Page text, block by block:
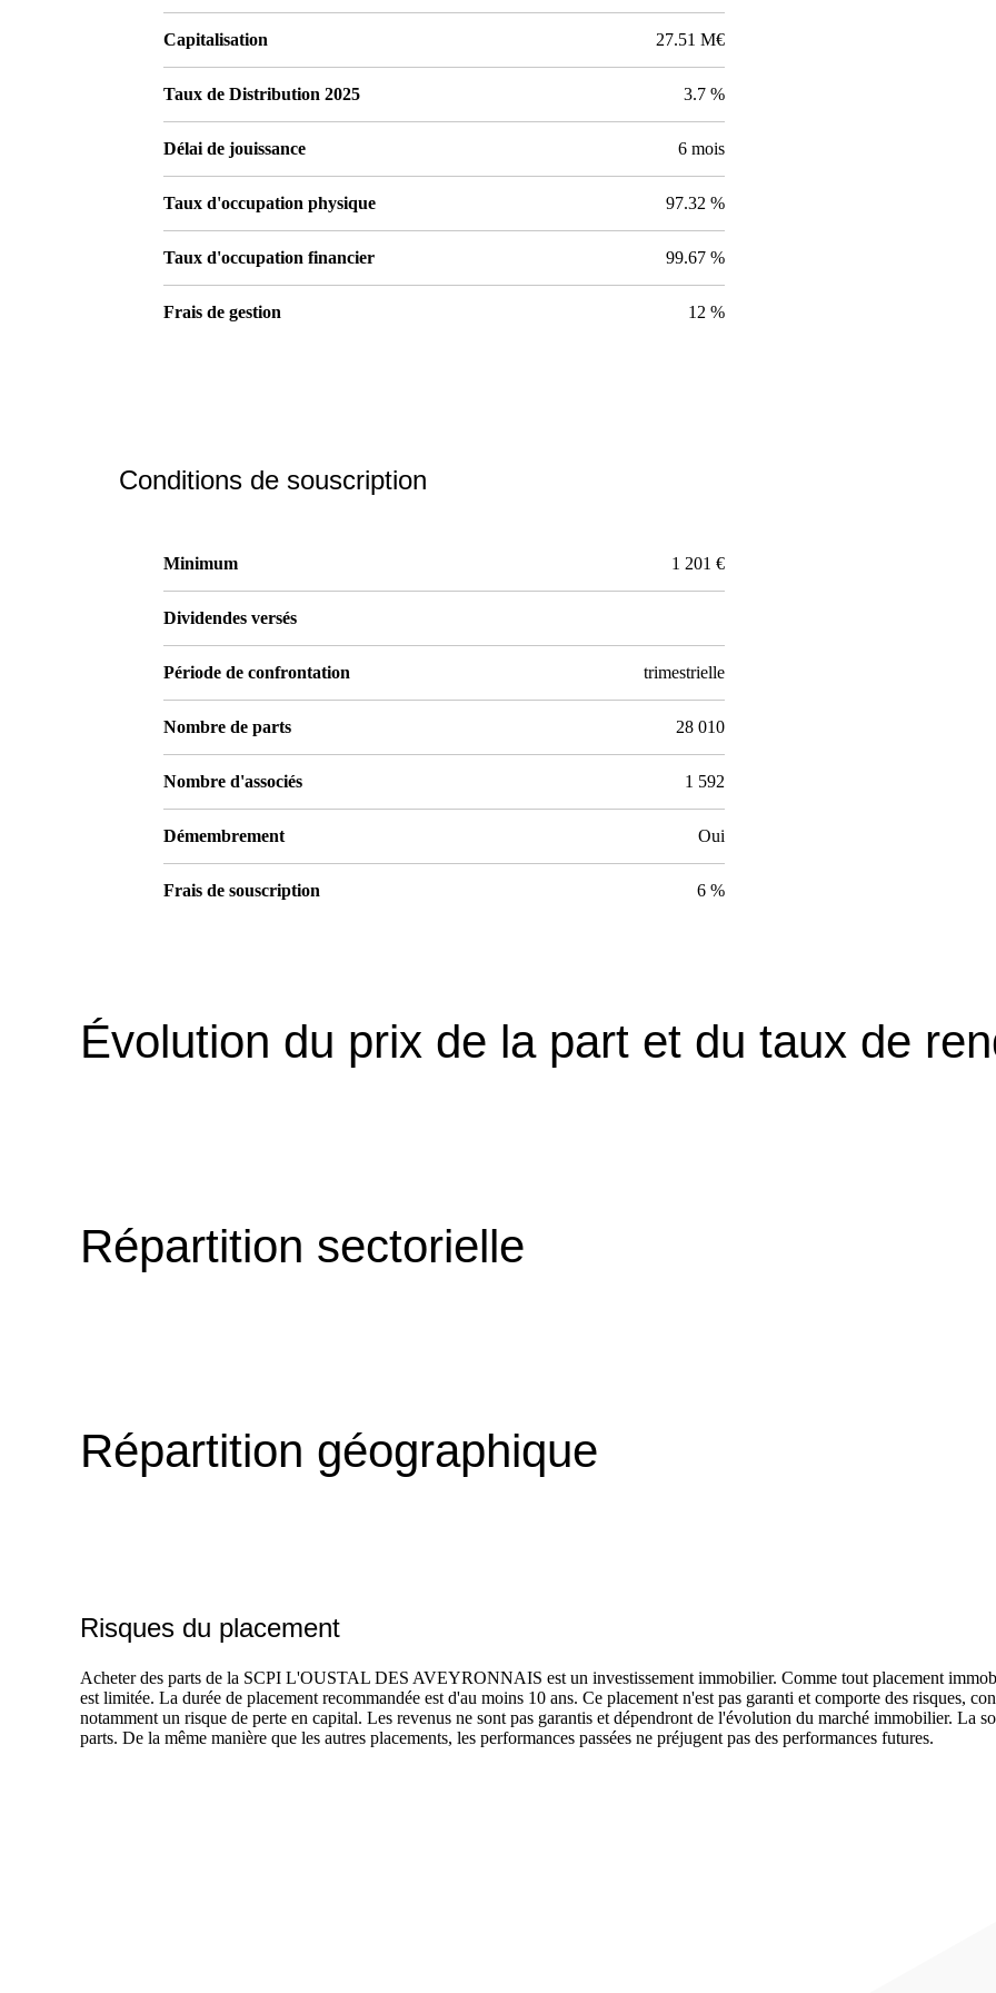
Capitalisation 27.51 M€
Taux de Distribution 2025 3.7 %
Délai de jouissance 6 mois
Taux d'occupation physique 97.32 %
Taux d'occupation financier 99.67 %
Frais de gestion 12 %
Conditions de souscription
Minimum 1 201 €
Dividendes versés
Période de confrontation trimestrielle
Nombre de parts 28 010
Nombre d'associés 1 592
Démembrement Oui
Frais de souscription 6 %
Évolution du prix de la part et du taux de
Répartition sectorielle
Répartition géographique
Risques du placement
Acheter des parts de la SCPI L'OUSTAL DES AVEYRONNAIS est un investissement immobilier. Comme tout placement
est limitée. La durée de placement recommandée est d'au moins 10 ans. Ce placement n'est pas garanti et comporte des risques,
notamment un risque de perte en capital. Les revenus ne sont pas garantis et dépendront de l'évolution du marché immobilier. La
parts. De la même manière que les autres placements, les performances passées ne préjugent pas des performances futures.